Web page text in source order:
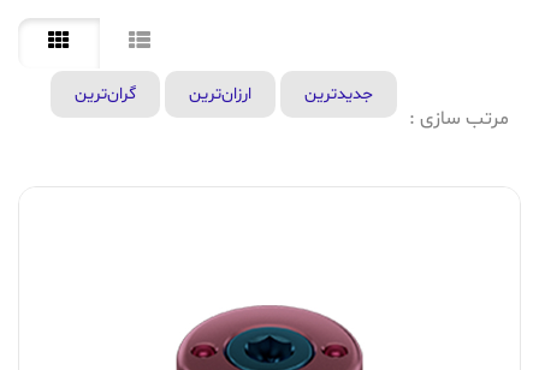
مرتب سازی :
جدید‌ترین ارزان‌ترین گران‌ترین